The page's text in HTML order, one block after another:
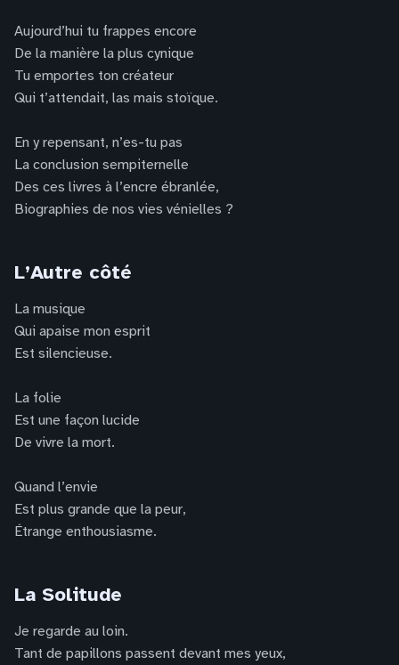
Aujourd’hui tu frappes encore
De la manière la plus cynique
Tu emportes ton créateur
Qui t’attendait, las mais stoïque.
En y repensant, n’es-tu pas
La conclusion sempiternelle
Des ces livres à l’encre ébranlée,
Biographies de nos vies vénielles ?
L’Autre côté
La musique
Qui apaise mon esprit
Est silencieuse.
La folie
Est une façon lucide
De vivre la mort.
Quand l’envie
Est plus grande que la peur,
Étrange enthousiasme.
La Solitude
Je regarde au loin.
Tant de papillons passent devant mes yeux,